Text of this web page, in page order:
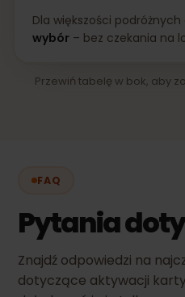
Dla większości podróżnych
wybór– bez czekania na
Przewiń tabelę w bok, aby
FAQ
Pytania
Znajdź odpowiedzi na
dotyczące aktywacji